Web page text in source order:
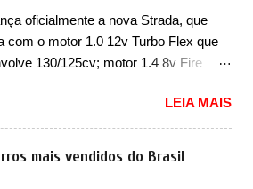
um desenho mais retangular, com
prolongamento para as laterais.
cont...
do software do módulo de
da bateria (AHCP e HCP). Para
veículos envolvidos, também, será
do motor do ventilador HVAC
ventilação e ar-condicionado).
também confirmou que “foi
oficialmente a nova Strada, que
com o motor 1.0 12v Turbo Flex que
130/125cv; motor 1.4 8v Fire
a nova Strada, que aparece com
visuais e com uma nova opção de
Depois da picape compacta receber o
LEIA MAIS
mais vendidos do Brasil